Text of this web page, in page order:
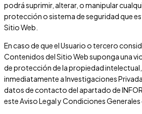
podrá suprimir, alterar, o manipular
protección o sistema de seguridad que
Sitio Web.
En caso de que el Usuario o tercero
Contenidos del Sitio Web suponga una
de protección de la propiedad
inmediatamente aInvestigaciones
datos de contacto del apartado de
este Aviso Legal y Condiciones Generales